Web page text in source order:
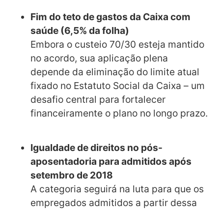
Fim do teto de gastos da Caixa com
saúde (6,5% da folha)
Embora o custeio 70/30 esteja mantido
no acordo, sua aplicação plena
depende da eliminação do limite atual
fixado no Estatuto Social da Caixa – um
desafio central para fortalecer
financeiramente o plano no longo prazo.
Igualdade de direitos no pós-
aposentadoria para admitidos após
setembro de 2018
A categoria seguirá na luta para que os
empregados admitidos a partir dessa